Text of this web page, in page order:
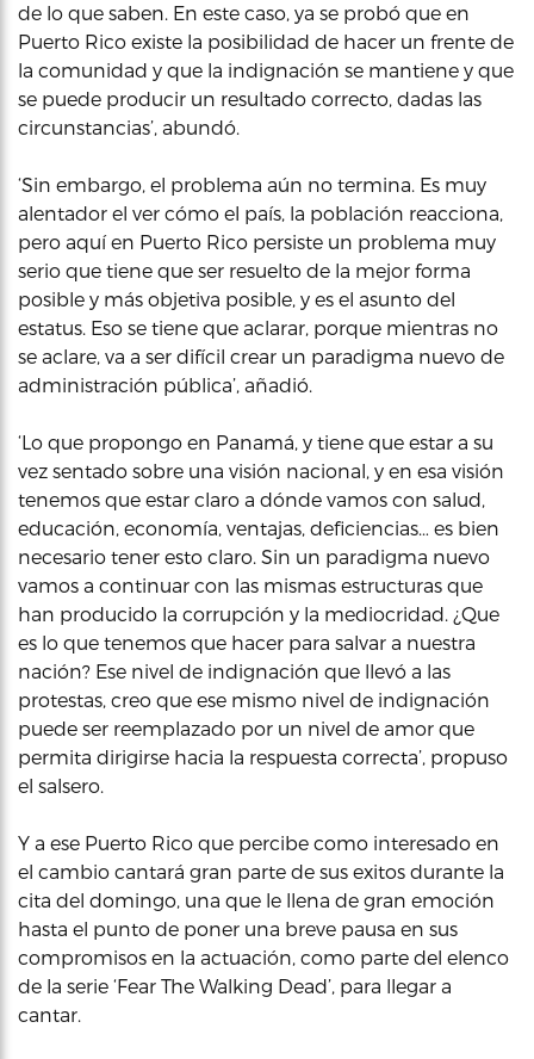
de lo que saben. En este caso, ya se probó que en
Puerto Rico existe la posibilidad de hacer un frente de
la comunidad y que la indignación se mantiene y que
se puede producir un resultado correcto, dadas las
circunstancias’, abundó.
‘Sin embargo, el problema aún no termina. Es muy
alentador el ver cómo el país, la población reacciona,
pero aquí en Puerto Rico persiste un problema muy
serio que tiene que ser resuelto de la mejor forma
posible y más objetiva posible, y es el asunto del
estatus. Eso se tiene que aclarar, porque mientras no
se aclare, va a ser difícil crear un paradigma nuevo de
administración pública’, añadió.
‘Lo que propongo en Panamá, y tiene que estar a su
vez sentado sobre una visión nacional, y en esa visión
tenemos que estar claro a dónde vamos con salud,
educación, economía, ventajas, deficiencias… es bien
necesario tener esto claro. Sin un paradigma nuevo
vamos a continuar con las mismas estructuras que
han producido la corrupción y la mediocridad. ¿Que
es lo que tenemos que hacer para salvar a nuestra
nación? Ese nivel de indignación que llevó a las
protestas, creo que ese mismo nivel de indignación
puede ser reemplazado por un nivel de amor que
permita dirigirse hacia la respuesta correcta’, propuso
el salsero.
Y a ese Puerto Rico que percibe como interesado en
el cambio cantará gran parte de sus exitos durante la
cita del domingo, una que le llena de gran emoción
hasta el punto de poner una breve pausa en sus
compromisos en la actuación, como parte del elenco
de la serie ‘Fear The Walking Dead’, para llegar a
cantar.